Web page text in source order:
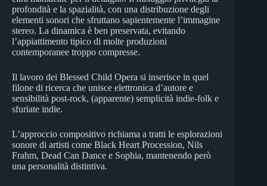
profondità e la spazialità, con una distribuzione degli
elementi sonori che sfruttano sapientemente l’immagine
stereo. La dinamica è ben preservata, evitando
l’appiattimento tipico di molte produzioni
contemporanee troppo compresse.
Il lavoro dei Blessed Child Opera si inserisce in quel
filone di ricerca che unisce elettronica d’autore e
sensibilità post-rock, (apparente) semplicità indie-folk e
sfuriate indie.
L’approccio compositivo richiama a tratti le esplorazioni
sonore di artisti come Black Heart Procession, Nils
Frahm, Dead Can Dance e Sophia, mantenendo però
una personalità distintiva.